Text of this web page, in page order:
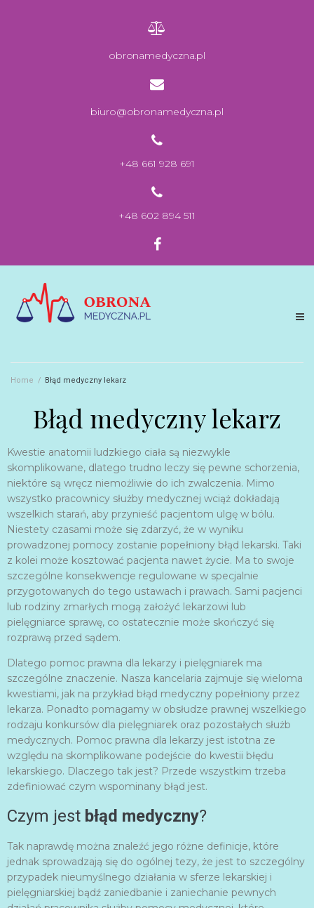
obronamedyczna.pl
biuro@obronamedyczna.pl
+48 661 928 691
+48 602 894 511
Home / Błąd medyczny lekarz
Błąd medyczny lekarz
Kwestie anatomii ludzkiego ciała są niezwykle
skomplikowane, dlatego trudno leczy się pewne schorzenia,
niektóre są wręcz niemożliwie do ich zwalczenia. Mimo
wszystko pracownicy służby medycznej wciąż dokładają
wszelkich starań, aby przynieść pacjentom ulgę w bólu.
Niestety czasami może się zdarzyć, że w wyniku
prowadzonej pomocy zostanie popełniony błąd lekarski. Taki
z kolei może kosztować pacjenta nawet życie. Ma to swoje
szczególne konsekwencje regulowane w specjalnie
przygotowanych do tego ustawach i prawach. Sami pacjenci
lub rodziny zmarłych mogą założyć lekarzowi lub
pielęgniarce sprawę, co ostatecznie może skończyć się
rozprawą przed sądem.
Dlatego pomoc prawna dla lekarzy i pielęgniarek ma
szczególne znaczenie. Nasza kancelaria zajmuje się wieloma
kwestiami, jak na przykład błąd medyczny popełniony przez
lekarza. Ponadto pomagamy w obsłudze prawnej wszelkiego
rodzaju konkursów dla pielęgniarek oraz pozostałych służb
medycznych. Pomoc prawna dla lekarzy jest istotna ze
względu na skomplikowane podejście do kwestii błędu
lekarskiego. Dlaczego tak jest? Przede wszystkim trzeba
zdefiniować czym wspominany błąd jest.
Czym jest błąd medyczny?
Tak naprawdę można znaleźć jego różne definicje, które
jednak sprowadzają się do ogólnej tezy, że jest to szczególny
przypadek nieumyślnego działania w sferze lekarskiej i
pielęgniarskiej bądź zaniedbanie i zaniechanie pewnych